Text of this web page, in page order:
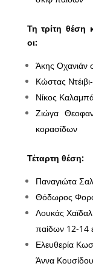
Τη τρίτη θέση
οι:
Άκης Οχανιάν
Κώστας
Νίκος
Ζιώγα
κορασίδων
Τέταρτη θέση:
Παναγιώτα
Θόδωρος
Λουκάς
παίδων 12-14
Ελευθερία
Άννα